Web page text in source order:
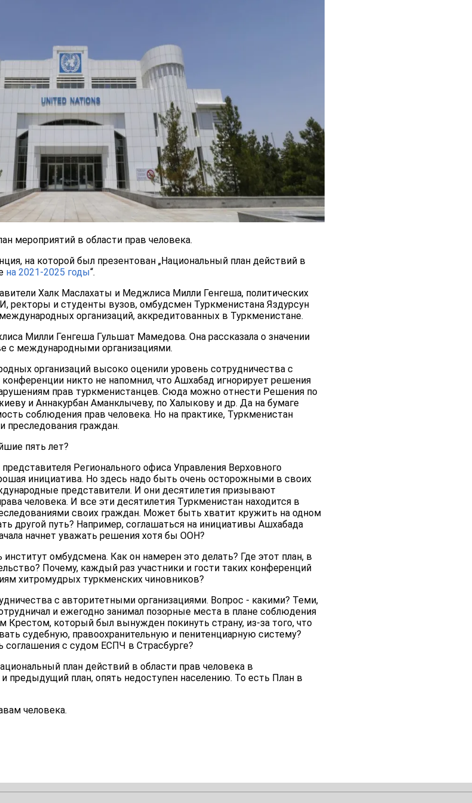
мероприятий в области прав человека.
на которой был презентован „Национальный план действий в
на 2021-2025 годы“.
Халк Маслахаты и Меджлиса Милли Генгеша, политических
ректоры и студенты вузов, омбудсмен Туркменистана Яздурсун
организаций, аккредитованных в Туркменистане.
Милли Генгеша Гульшат Мамедова. Она рассказала о значении
с международными организациями.
организаций высоко оценили уровень сотрудничества с
никто не напомнил, что Ашхабад игнорирует решения
прав туркменистанцев. Сюда можно отнести Решения по
и Аннакурбан Аманклычеву, по Халыкову и др. Да на бумаге
соблюдения прав человека. Но на практике, Туркменистан
преследования граждан.
пять лет?
Регионального офиса Управления Верховного
инициатива. Но здесь надо быть очень осторожными в своих
представители. И они десятилетия призывают
человека. И все эти десятилетия Туркменистан находится в
своих граждан. Может быть хватит кружить на одном
другой путь? Например, соглашаться на инициативы Ашхабада
начнет уважать решения хотя бы ООН?
омбудсмена. Как он намерен это делать? Где этот план, в
Почему, каждый раз участники и гости таких конференций
хитромудрых туркменских чиновников?
с авторитетными организациями. Вопрос - какими? Теми,
и ежегодно занимал позорные места в плане соблюдения
Крестом, который был вынужден покинуть страну, из-за того, что
судебную, правоохранительную и пенитенциарную систему?
с судом ЕСПЧ в Страсбурге?
план действий в области прав человека в
предыдущий план, опять недоступен населению. То есть План в
человека.